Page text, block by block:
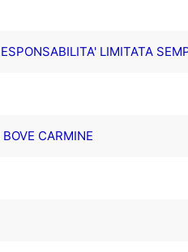
LIMITATA
CARMINE